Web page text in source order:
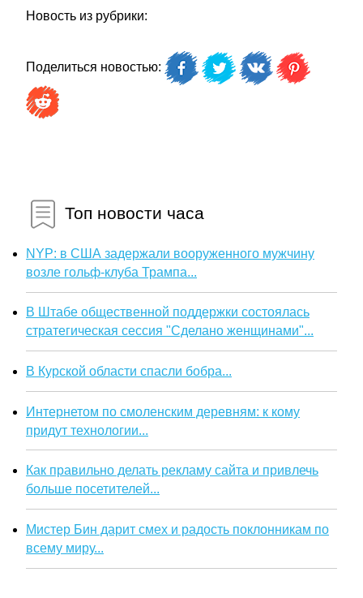
Новость из рубрики:
Поделиться новостью:
Топ новости часа
NYP: в США задержали вооруженного мужчину
возле гольф-клуба Трампа...
В Штабе общественной поддержки состоялась
стратегическая сессия "Сделано женщинами"...
В Курской области спасли бобра...
Интернетом по смоленским деревням: к кому
придут технологии...
Как правильно делать рекламу сайта и привлечь
больше посетителей...
Мистер Бин дарит смех и радость поклонникам по
всему миру...